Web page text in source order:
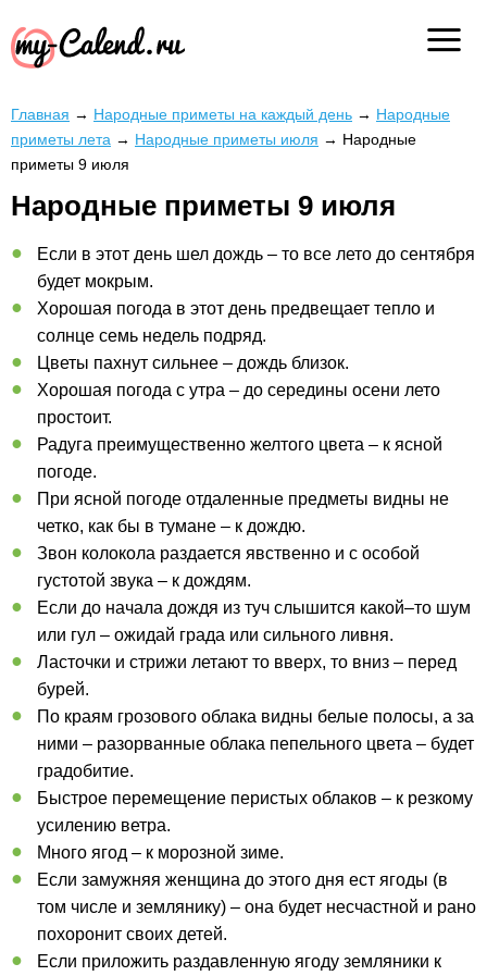
Главная → Народные приметы на каждый день → Народные
приметы лета → Народные приметы июля → Народные
приметы 9 июля
Народные приметы 9 июля
Если в этот день шел дождь – то все лето до сентября
будет мокрым.
Хорошая погода в этот день предвещает тепло и
солнце семь недель подряд.
Цветы пахнут сильнее – дождь близок.
Хорошая погода с утра – до середины осени лето
простоит.
Радуга преимущественно желтого цвета – к ясной
погоде.
При ясной погоде отдаленные предметы видны не
четко, как бы в тумане – к дождю.
Звон колокола раздается явственно и с особой
густотой звука – к дождям.
Если до начала дождя из туч слышится какой–то шум
или гул – ожидай града или сильного ливня.
Ласточки и стрижи летают то вверх, то вниз – перед
бурей.
По краям грозового облака видны белые полосы, а за
ними – разорванные облака пепельного цвета – будет
градобитие.
Быстрое перемещение перистых облаков – к резкому
усилению ветра.
Много ягод – к морозной зиме.
Если замужняя женщина до этого дня ест ягоды (в
том числе и землянику) – она будет несчастной и рано
похоронит своих детей.
Если приложить раздавленную ягоду земляники к